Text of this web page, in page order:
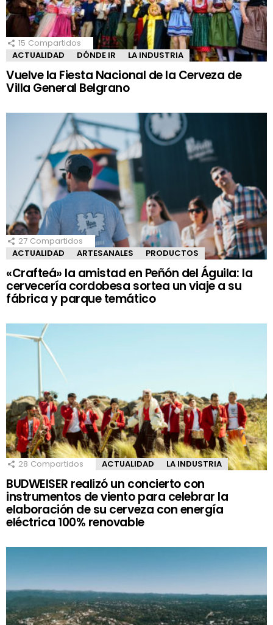
15 Compartidos
ACTUALIDAD
DÓNDE IR LA INDUSTRIA
Vuelve la Fiesta Nacional de la Cerveza de
Villa General Belgrano
27 Compartidos
ACTUALIDAD
ARTESANALES PRODUCTOS
«Crafteá» la amistad en Peñón del Águila: la
cervecería cordobesa sortea un viaje a su
fábrica y parque temático
28 Compartidos ACTUALIDAD LA INDUSTRIA
BUDWEISER realizó un concierto con
instrumentos de viento para celebrar la
elaboración de su cerveza con energía
eléctrica 100% renovable